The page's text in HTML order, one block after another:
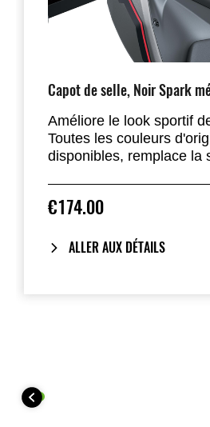
Capot de selle, Noir Spark
Améliore le look sportif
Toutes les couleurs
disponibles, remplace la
€174.00
ALLER AUX DÉTAILS